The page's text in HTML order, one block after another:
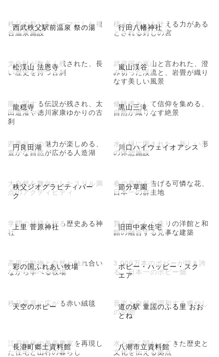
西武秩父駅前温泉 祭の湯
秩父の祭りをテーマにした複
合温泉施設
行田八幡神社
様々な願いを叶える力がある
とされる封じの宮
松渓山 法恩寺
文化財が数多く残された、長
い歴史を持つ古刹
嵐山渓谷
武蔵国の嵐山と言われた、澄
み切った渓流と、岩畳が織り
なす美しい風景
龍穏寺
龍に関する伝説が残され、太
田道灌や徳川家康ゆかりの古
刹
黒山三滝
修験道として信仰を集める、
自然が織りなす絶景
円良田湖
四季折々の魅力が楽しめる、
豊かな自然が広がる人造湖
川口ハイウェイオアシス
水と緑に囲まれた、新しい形
の休憩施設
秩父ジオグラビティパー
ク
大自然を舞台にしたスリル満
点のアクティビティ
節分草園
春の息吹を告げる可憐な花、
日本一の群生地
上里 菅原神社
学問の神様を祀る歴史ある神
社
旧田中家住宅
贅を尽くした造りの洋館と和
館の融合する見事な建築
彩の国ふれあい牧場
高原で動物と自然と触れ合い
ながら学べる牧場
ポピー・ハッピー・スク
エア
3,000万本のポピーが咲き誇
る、日本一のポピー畑
天空のポピー
秩父高原に広がる赤い絨毯
道の駅 童謡のふる里 おお
とね
音楽と自然が調和する癒やし
の空間
長瀞町郷土資料館
江戸時代の養蚕農家を再現し
た住宅と山村の暮らし
八潮市立資料館
水と深く関わってきた歴史と
文化を伝える拠点